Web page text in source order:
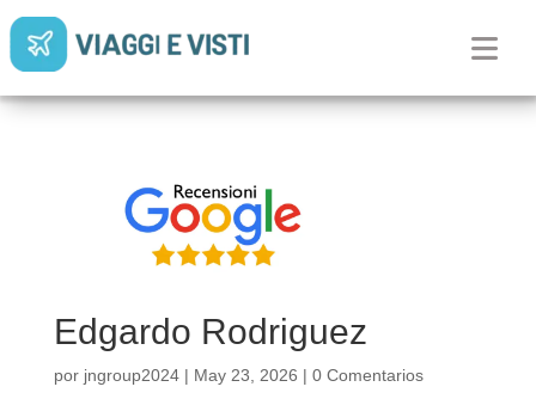
Edgardo Rodriguez
por jngroup2024| May 23, 2026 | 0 Comentarios